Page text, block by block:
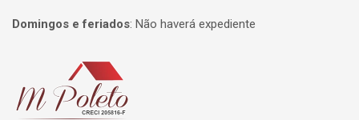
Domingos e feriados: Não haverá expediente
Página inicial